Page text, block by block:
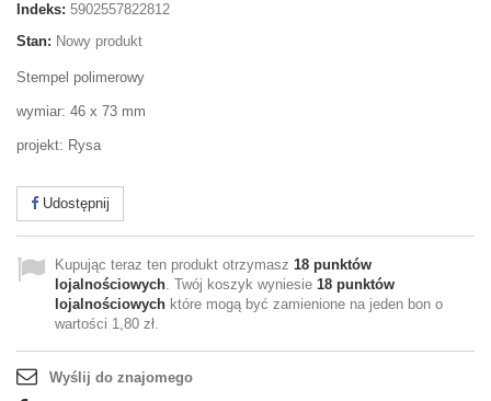
Indeks: 5902557822812
Stan: Nowy produkt
Stempel polimerowy
wymiar: 46 x 73 mm
projekt: Rysa
Udostępnij
Kupując teraz ten produkt otrzymasz 18 punktów
lojalnościowych. Twój koszyk wyniesie 18 punktów
lojalnościowych które mogą być zamienione na jeden bon o
wartości 1,80 zł.
Wyślij do znajomego